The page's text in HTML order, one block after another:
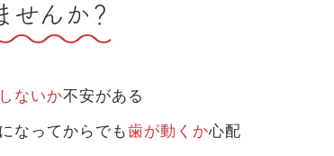
せんか？
ないか不安がある
なってからでも歯が動くか心配